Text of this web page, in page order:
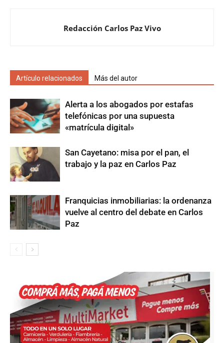
Redacción Carlos Paz Vivo
Artículo relacionados Más del autor
Alerta a los abogados por estafas
telefónicas por una supuesta
«matrícula digital»
San Cayetano: misa por el pan, el
trabajo y la paz en Carlos Paz
Franquicias inmobiliarias: la ordenanza
vuelve al centro del debate en Carlos
Paz